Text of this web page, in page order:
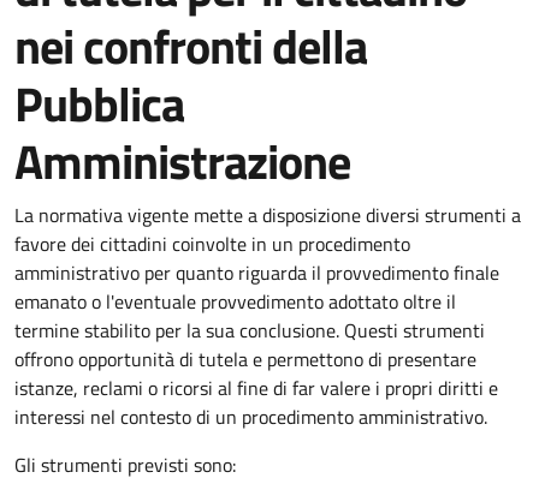
nei confronti della
Pubblica
Amministrazione
La normativa vigente mette a disposizione diversi strumenti a
favore dei cittadini coinvolte in un procedimento
amministrativo per quanto riguarda il provvedimento finale
emanato o l'eventuale provvedimento adottato oltre il
termine stabilito per la sua conclusione. Questi strumenti
offrono opportunità di tutela e permettono di presentare
istanze, reclami o ricorsi al fine di far valere i propri diritti e
interessi nel contesto di un procedimento amministrativo.
Gli strumenti previsti sono: